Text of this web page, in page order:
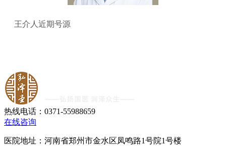
王介人近期号源
热线电话：0371-55988659
在线咨询
医院地址：河南省郑州市金水区凤鸣路1号院1号楼